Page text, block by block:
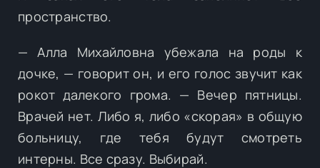
пространство.
— Алла Михайловна убежала на роды к
дочке, — говорит он, и его голос звучит как
рокот далекого грома. — Вечер пятницы.
Врачей нет. Либо я, либо «скорая» в общую
больницу, где тебя будут смотреть
интерны. Все сразу. Выбирай.